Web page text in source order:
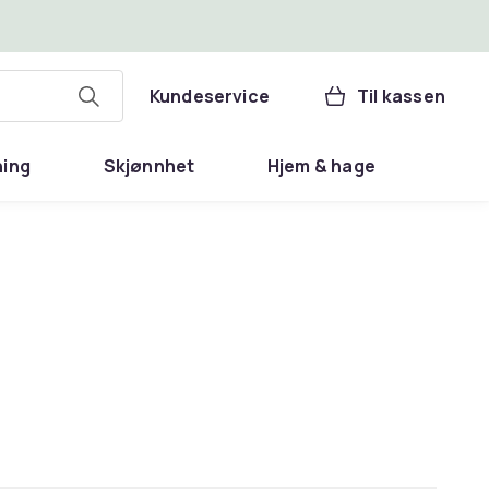
Kundeservice Til kassen
Skjønnhet Hjem & hage